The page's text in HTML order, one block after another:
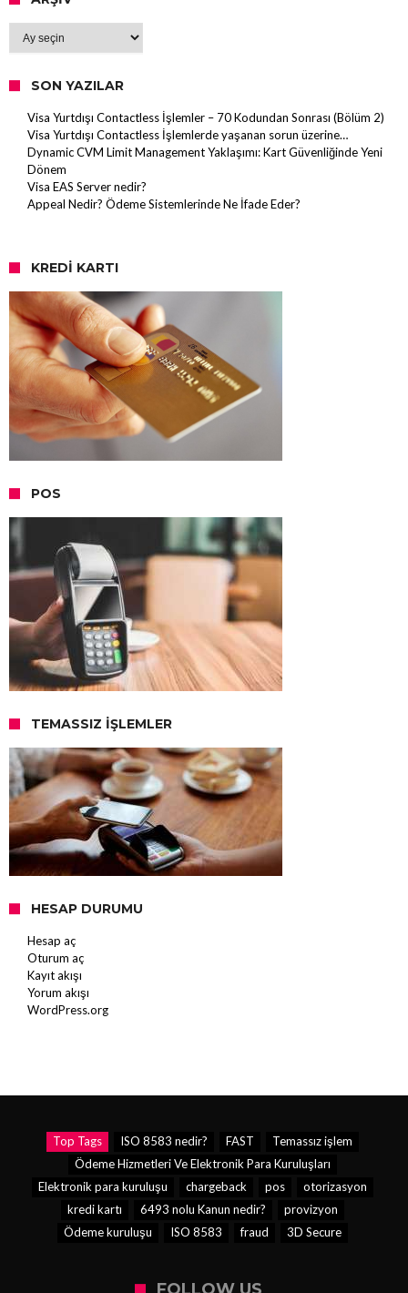
SON YAZILAR
Visa Yurtdışı Contactless İşlemler – 70 Kodundan Sonrası (Bölüm 2)
Visa Yurtdışı Contactless İşlemlerde yaşanan sorun üzerine…
Dynamic CVM Limit Management Yaklaşımı: Kart Güvenliğinde Yeni
Dönem
Visa EAS Server nedir?
Appeal Nedir? Ödeme Sistemlerinde Ne İfade Eder?
KREDI KARTI
POS
TEMASSIZ İŞLEMLER
HESAP DURUMU
Hesap aç
Oturum aç
Kayıt akışı
Yorum akışı
WordPress.org
Top Tags ISO 8583 nedir? FAST
Temassız işlem
Ödeme Hizmetleri Ve Elektronik Para Kuruluşları
Elektronik para kuruluşu
chargeback pos
otorizasyon
kredi kartı
6493 nolu Kanun nedir?
provizyon
Ödeme kuruluşu
ISO 8583 fraud 3D Secure